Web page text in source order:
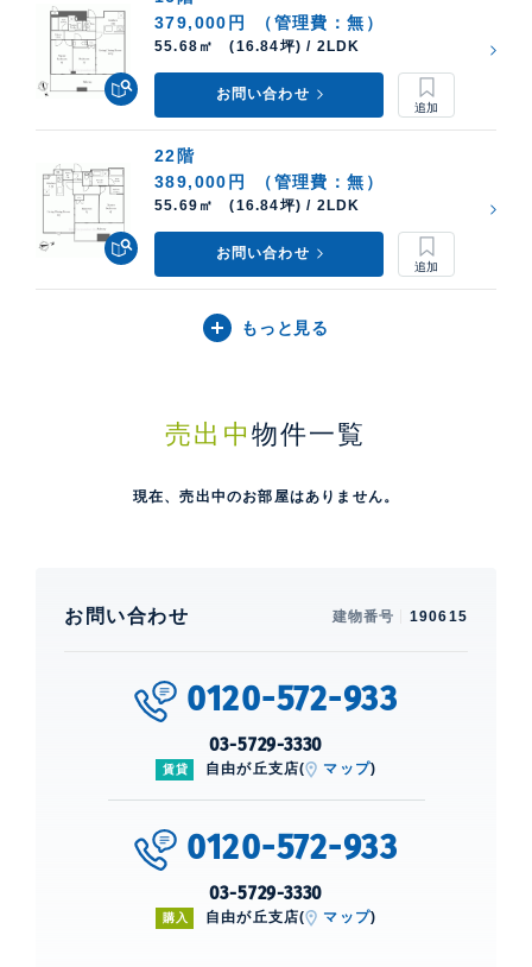
379,000円
（管理費：無）
55.68㎡ (16.84坪) / 2LDK
お問い合わせ
22階
389,000円
（管理費：無）
55.69㎡ (16.84坪) / 2LDK
お問い合わせ
もっと見る
売出中 物件一覧
現在、売出中のお部屋はありません。
お問い合わせ 建物番号 190615
0120-572-933
03-5729-3330
賃貸 自由が丘支店( マップ)
0120-572-933
03-5729-3330
購入 自由が丘支店( マップ)